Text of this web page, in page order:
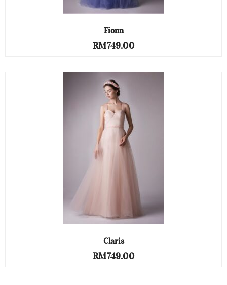
Fionn
RM749.00
Claris
RM749.00